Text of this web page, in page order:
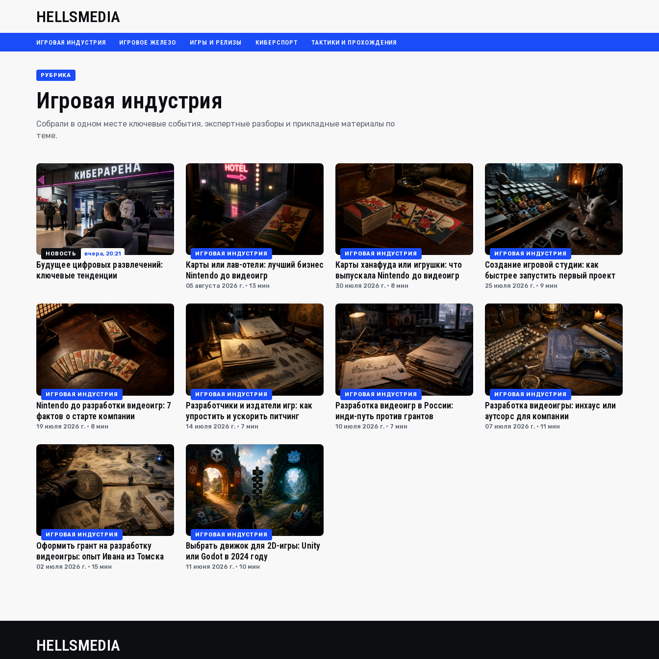
HELLSMEDIA
ИГРОВАЯ ИНДУСТРИЯ ИГРОВОЕ ЖЕЛЕЗО ИГРЫ И РЕЛИЗЫ КИБЕРСПОРТ ТАКТИКИ И ПРОХОЖДЕНИЯ
РУБРИКА
Игровая индустрия
Собрали в одном месте ключевые события, экспертные разборы и прикладные материалы по
теме.
НОВОСТЬ вчера, 20:21
Будущее цифровых развлечений:
ключевые тенденции
ИГРОВАЯ ИНДУСТРИЯ
Карты или лав-отели: лучший бизнес
Nintendo до видеоигр
05 августа 2026 г. · 13 мин
ИГРОВАЯ ИНДУСТРИЯ
Карты ханафуда или игрушки: что
выпускала Nintendo до видеоигр
30 июля 2026 г. · 8 мин
ИГРОВАЯ ИНДУСТРИЯ
Создание игровой студии: как
быстрее запустить первый проект
25 июля 2026 г. · 9 мин
ИГРОВАЯ ИНДУСТРИЯ
Nintendo до разработки видеоигр: 7
фактов о старте компании
19 июля 2026 г. · 8 мин
ИГРОВАЯ ИНДУСТРИЯ
Разработчики и издатели игр: как
упростить и ускорить питчинг
14 июля 2026 г. · 7 мин
ИГРОВАЯ ИНДУСТРИЯ
Разработка видеоигр в России:
инди-путь против грантов
10 июля 2026 г. · 7 мин
ИГРОВАЯ ИНДУСТРИЯ
Разработка видеоигры: инхаус или
аутсорс для компании
07 июля 2026 г. · 11 мин
ИГРОВАЯ ИНДУСТРИЯ
Оформить грант на разработку
видеоигры: опыт Ивана из Томска
02 июля 2026 г. · 15 мин
ИГРОВАЯ ИНДУСТРИЯ
Выбрать движок для 2D-игры: Unity
или Godot в 2024 году
11 июня 2026 г. · 10 мин
HELLSMEDIA